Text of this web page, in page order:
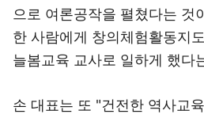
으로 여론공작을 펼쳤다는 것
한 사람에게 창의체험활동지
늘봄교육 교사로 일하게 했다
손 대표는 또 "건전한 역사교